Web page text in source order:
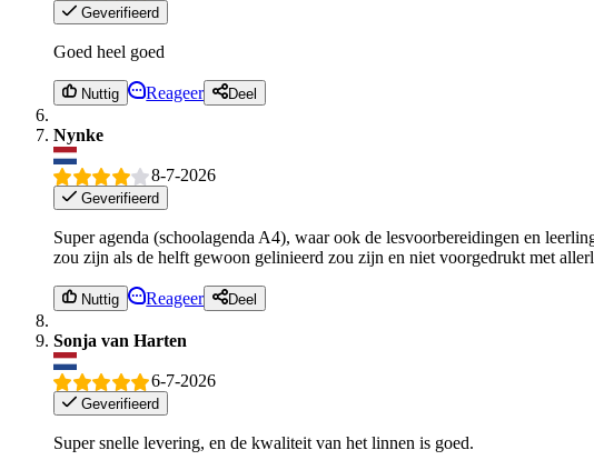
Geverifieerd
Goed heel goed
Nuttig Reageer Deel
Nynke
8-7-2026
Geverifieerd
Super agenda (schoolagenda A4), waar ook de lesvoorbereidingen en
zou zijn als de helft gewoon gelinieerd zou zijn en niet voorgedrukt met
Nuttig Reageer Deel
Sonja van Harten
6-7-2026
Geverifieerd
Super snelle levering, en de kwaliteit van het linnen is goed.